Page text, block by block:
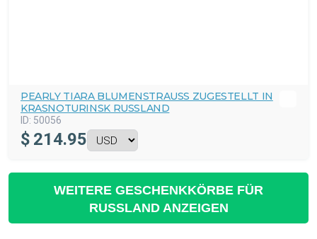
PEARLY TIARA BLUMENSTRAUSS ZUGESTELLT IN K
RASNOTURINSK RUSSLAND
ID: 50056
$ 214.95
WEITERE GESCHENKKÖRBE FÜR
RUSSLAND ANZEIGEN